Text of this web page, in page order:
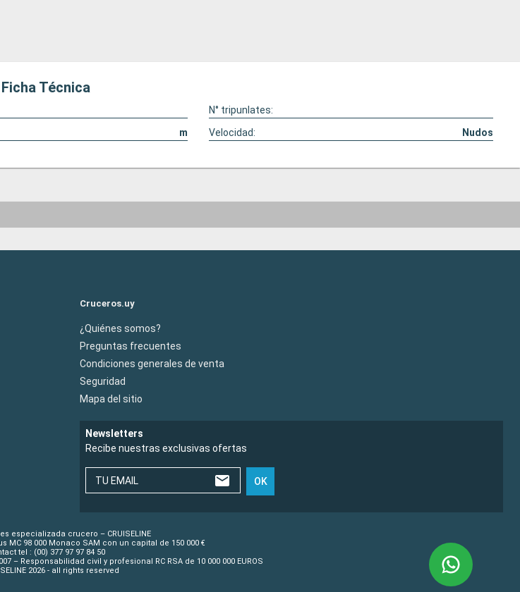
Ficha Técnica
N° tripunlates:
m Velocidad: Nudos
Cruceros.uy
¿Quiénes somos?
Preguntas frecuentes
Condiciones generales de venta
Seguridad
Mapa del sitio
Newsletters
Recibe nuestras exclusivas ofertas
TU EMAIL OK
especializada crucero – CRUISELINE
MC 98 000 Monaco SAM con un capital de 150 000 €
tel : (00) 377 97 97 84 50
– Responsabilidad civil y profesional RC RSA de 10 000 000 EUROS
2026 - all rights reserved